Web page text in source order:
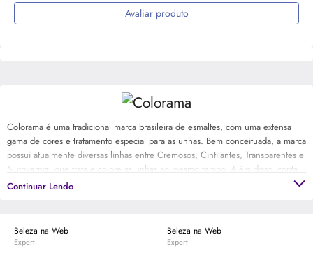
Avaliar produto
Colorama é uma tradicional marca brasileira de esmaltes, com uma extensa
gama de cores e tratamento especial para as unhas. Bem conceituada, a marca
possui atualmente diversas linhas entre Cremosos, Cintilantes, Transparentes e
Nutriverniz, que trata e colore as unhas ao mesmo tempo. Além disso, conta
com bases e finalizadores para deixar as unhas poderosas. Para cada coleção,
Incrível, 40 Graus, Seta Vermelha e Quadrado Azul. Conheça a cartela de
cores de Colorama e surpreenda-se!
Continuar Lendo
Beleza na Web
Expert
Beleza na Web
Expert